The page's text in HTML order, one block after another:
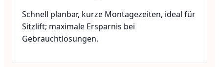
Schnell planbar, kurze Montagezeiten, ideal für
Sitzlift; maximale Ersparnis bei
Gebrauchtlösungen.